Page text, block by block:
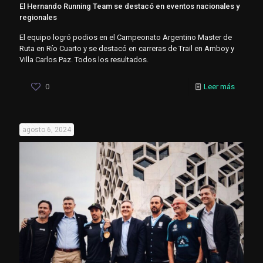
El Hernando Running Team se destacó en eventos nacionales y
regionales
El equipo logró podios en el Campeonato Argentino Master de
Ruta en Río Cuarto y se destacó en carreras de Trail en Amboy y
Villa Carlos Paz. Todos los resultados.
0 Leer más
agosto 6, 2024